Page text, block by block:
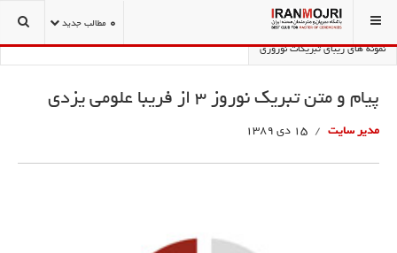
0 مطالب جدید شما اینجا هستید: تشریفات و تشکیلات کنفرانس
نمونه های زیبای تبریکات نوروزی
پیام و متن تبریک نوروز 3 از فریبا علومی یزدی
مدیر سایت 15 دی 1389